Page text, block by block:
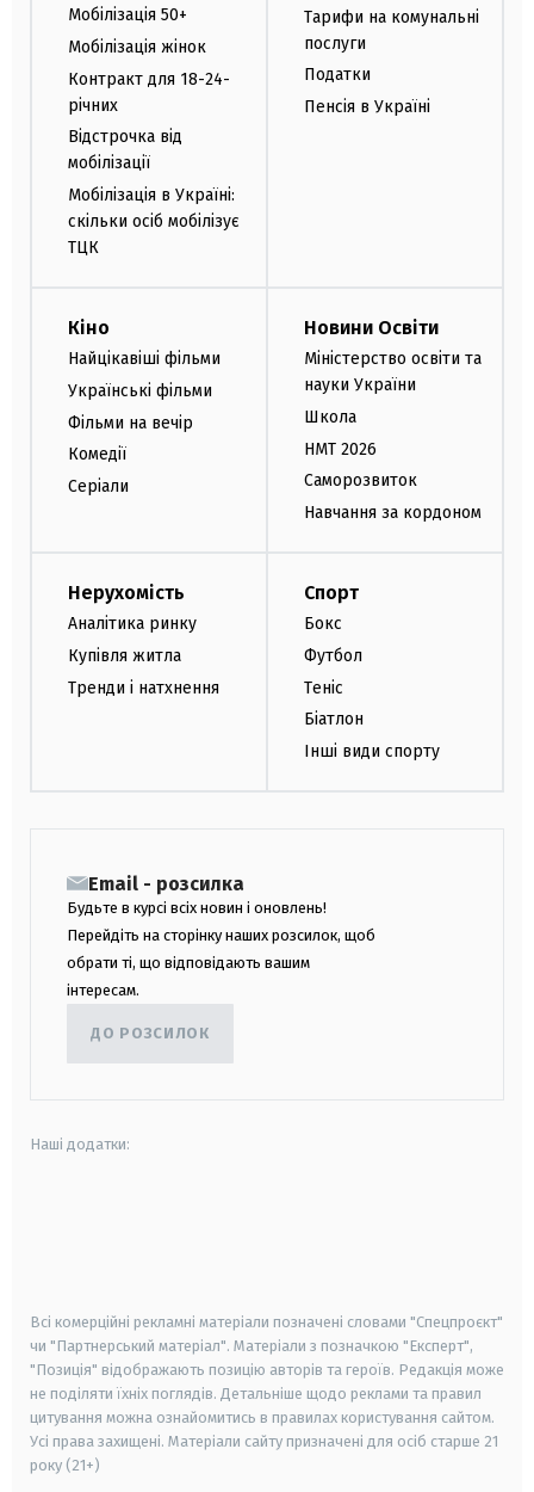
Мобілізація 50+
Мобілізація жінок
Контракт для 18-24-
річних
Відстрочка від
мобілізації
Мобілізація в Україні:
скільки осіб мобілізує
ТЦК
Тарифи на комунальні
послуги
Податки
Пенсія в Україні
Кіно
Найцікавіші фільми
Українські фільми
Фільми на вечір
Комедії
Серіали
Новини Освіти
Міністерство освіти та
науки України
Школа
НМТ 2026
Саморозвиток
Навчання за кордоном
Нерухомість
Аналітика ринку
Купівля житла
Тренди і натхнення
Спорт
Бокс
Футбол
Теніс
Біатлон
Інші види спорту
Email - розсилка
Будьте в курсі всіх новин і оновлень!
Перейдіть на сторінку наших розсилок, щоб
обрати ті, що відповідають вашим
інтересам.
ДО РОЗСИЛОК
Наші додатки:
Всі комерційні рекламні матеріали позначені словами "Спецпроєкт"
чи "Партнерський матеріал". Матеріали з позначкою "Експерт",
"Позиція" відображають позицію авторів та героїв. Редакція може
не поділяти їхніх поглядів. Детальніше щодо реклами та правил
цитування можна ознайомитись в правилах користування сайтом.
Усі права захищені. Матеріали сайту призначені для осіб старше 21
року (21+)